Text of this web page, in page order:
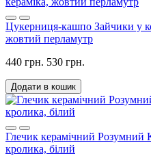
Цукерниця-кашпо Зайчики у
жовтий перламутр
440 грн. 530 грн.
Додати в кошик
Глечик керамічний Розумний
кролика, білий